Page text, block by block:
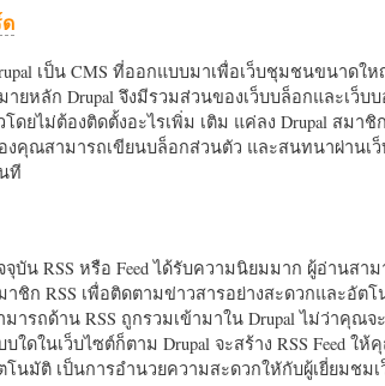
เป็น CMS ที่ออกแบบมาเพื่อเว็บชุมชนขนาดให
ายหลัก Drupal จึงมีรวมส่วนของเว็บบล็อกและเว็บ
โดยไม่ต้องติดตั้งอะไรเพิ่ม เติม แค่ลง Drupal สมาชิ
งคุณสามารถเขียนบล็อกส่วนตัว และสนทนาผ่านเว็
ที
จุบัน RSS หรือ Feed ได้รับความนิยมมาก ผู้อ่านสา
าชิก RSS เพื่อติดตามข่าวสารอย่างสะดวกและอัต
มารถด้าน RSS ถูกรวมเข้ามาใน Drupal ไม่ว่าคุณจ
บใดในเว็บไซต์ก็ตาม Drupal จะสร้าง RSS Feed ให้
โนมัติ เป็นการอำนวยความสะดวกใหักับผู้เยี่ยมชม